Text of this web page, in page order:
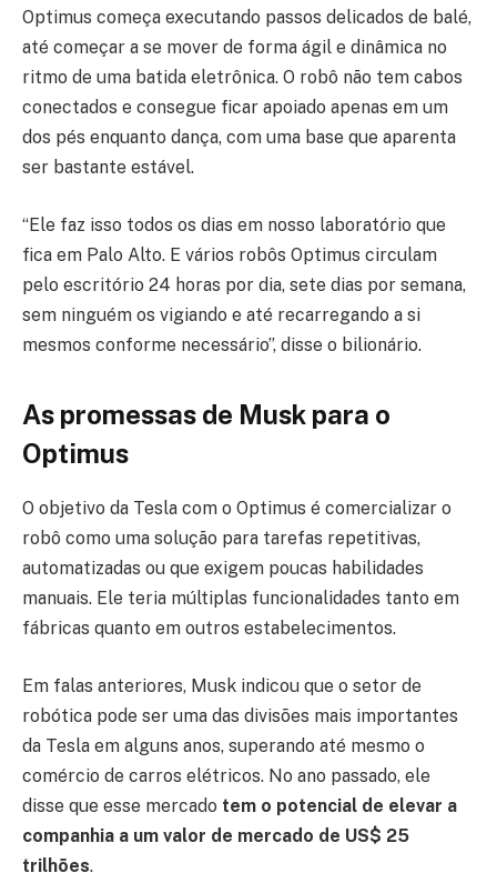
Optimus começa executando passos delicados de balé,
até começar a se mover de forma ágil e dinâmica no
ritmo de uma batida eletrônica. O robô não tem cabos
conectados e consegue ficar apoiado apenas em um
dos pés enquanto dança, com uma base que aparenta
ser bastante estável.
“Ele faz isso todos os dias em nosso laboratório que
fica em Palo Alto. E vários robôs Optimus circulam
pelo escritório 24 horas por dia, sete dias por semana,
sem ninguém os vigiando e até recarregando a si
mesmos conforme necessário”, disse o bilionário.
As promessas de Musk para o
Optimus
O objetivo da Tesla com o Optimus é comercializar o
robô como uma solução para tarefas repetitivas,
automatizadas ou que exigem poucas habilidades
manuais. Ele teria múltiplas funcionalidades tanto em
fábricas quanto em outros estabelecimentos.
Em falas anteriores, Musk indicou que o setor de
robótica pode ser uma das divisões mais importantes
da Tesla em alguns anos, superando até mesmo o
comércio de carros elétricos. No ano passado, ele
disse que esse mercado tem o potencial de elevar a
companhia a um valor de mercado de US$ 25
trilhões.